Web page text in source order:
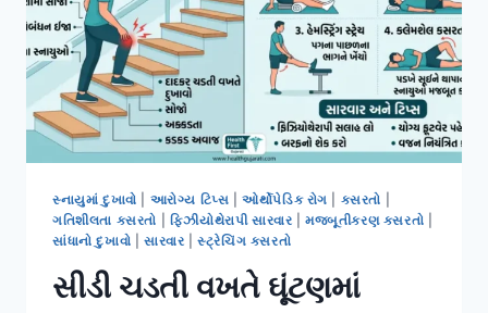
સ્નાયુમાં દુખાવો આરોગ્ય ટિપ્સ |ઓર્થોપેડિક રોગ કસરતો
ગતિશીલતા કસરતો
ફિઝીયોથેરાપી સારવાર |મજબૂતીકરણ કસરતો
સાંધાનો દુખાવો
સારવાર |સ્ટ્રેચિંગ કસરતો
સીડી ચડતી વખતે ઘૂંટણમાં